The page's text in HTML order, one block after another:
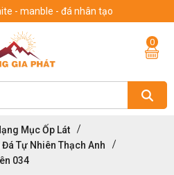
- manble - đá nhân tạo
0
Mục Ốp Lát
Tự Nhiên Thạch Anh
034